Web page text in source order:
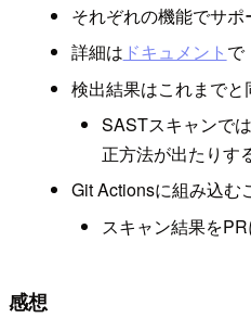
それぞれの機能でサポ
詳細は ドキュメント で
検出結果はこれまで
SASTスキャンで
正方法が出たりす
Git Actionsに組み込む
スキャン結果を
感想